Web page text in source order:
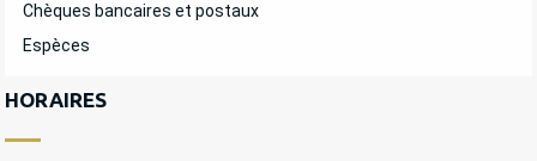
Chèques bancaires et postaux
Espèces
HORAIRES